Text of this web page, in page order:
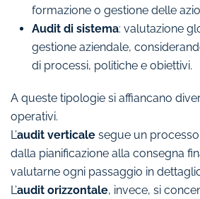
formazione o gestione delle
Audit di sistema: valutazione
gestione aziendale,
di processi, politiche e obiettivi.
A queste tipologie si affiancano
operativi.
L’audit verticale segue un
dalla pianificazione alla consegna
valutarne ogni passaggio in
L’audit orizzontale, invece, si